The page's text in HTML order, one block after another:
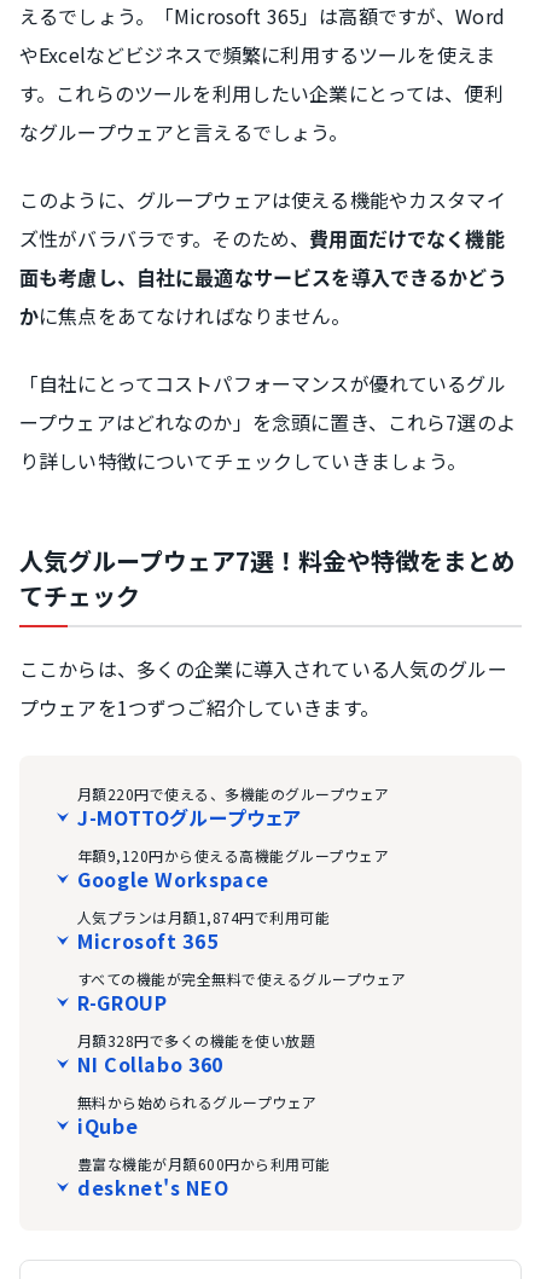
えるでしょう。「Microsoft 365」は高額ですが、Word
やExcelなどビジネスで頻繁に利用するツールを使えま
す。これらのツールを利用したい企業にとっては、便利
なグループウェアと言えるでしょう。
このように、グループウェアは使える機能やカスタマイ
ズ性がバラバラです。そのため、費用面だけでなく機能
面も考慮し、自社に最適なサービスを導入できるかどう
かに焦点をあてなければなりません。
「自社にとってコストパフォーマンスが優れているグル
ープウェアはどれなのか」を念頭に置き、これら7選のよ
り詳しい特徴についてチェックしていきましょう。
人気グループウェア7選！料金や特徴をまとめ
てチェック
ここからは、多くの企業に導入されている人気のグルー
プウェアを1つずつご紹介していきます。
月額220円で使える、多機能のグループウェア
J-MOTTOグループウェア
年額9,120円から使える高機能グループウェア
Google Workspace
人気プランは月額1,874円で利用可能
Microsoft 365
すべての機能が完全無料で使えるグループウェア
R-GROUP
月額328円で多くの機能を使い放題
NI Collabo 360
無料から始められるグループウェア
iQube
豊富な機能が月額600円から利用可能
desknet's NEO